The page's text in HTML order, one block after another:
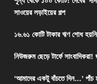
সাওয়ের লড়াইয়ের গল্প
১৬.৬১ কোটি টাকার ঋণ শোধ
নিউজরুম ছেড়ে টার্ফে
‘আমাদের একটু বাঁচতে দিন…’ পাঁচ